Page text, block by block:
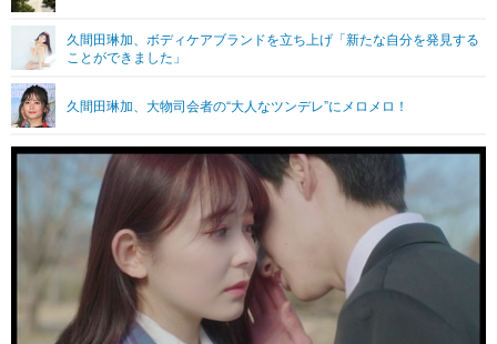
グラビア
ショッピング その他
その他
プッシュ通知の停止方法
久間田琳加、ボディケアブランドを立ち上げ「新たな自分を発見する
ことができました」
久間田琳加、大物司会者の“大人なツンデレ”にメロメロ！